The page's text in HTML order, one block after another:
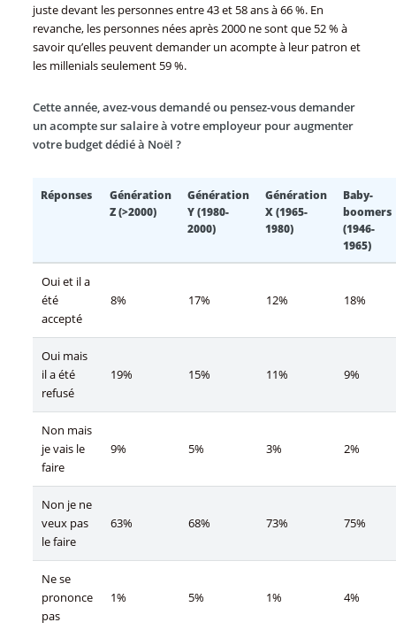
juste devant les personnes entre 43 et 58 ans à 66 %. En
revanche, les personnes nées après 2000 ne sont que 52 % à
savoir qu’elles peuvent demander un acompte à leur patron et
les millenials seulement 59 %.
Cette année, avez-vous demandé ou pensez-vous demander
un acompte sur salaire à votre employeur pour augmenter
votre budget dédié à Noël ?
Réponses
Génération
Z (>2000)
Génération
Y (1980-
2000)
Génération
X (1965-
1980)
Baby-
boomers
(1946-
1965)
Oui et il a
été
accepté
8% 17% 12% 18%
Oui mais
il a été
refusé
19% 15% 11% 9%
Non mais
je vais le
faire
9% 5% 3% 2%
Non je ne
veux pas
le faire
63% 68% 73% 75%
Ne se
prononce
pas
1% 5% 1% 4%